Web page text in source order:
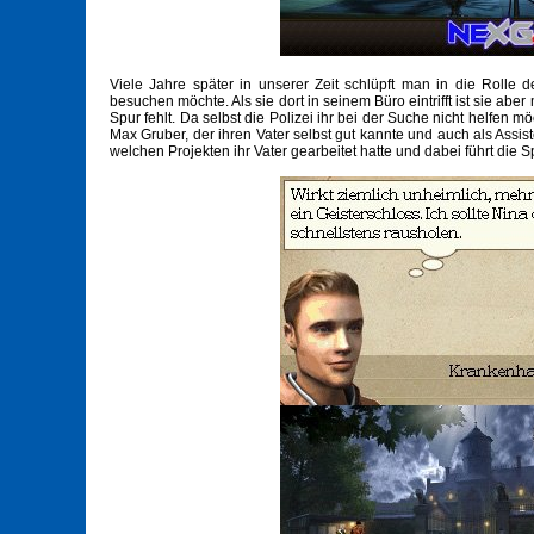
Viele Jahre später in unserer Zeit schlüpft man in die Rolle
besuchen möchte. Als sie dort in seinem Büro eintrifft ist sie
Spur fehlt. Da selbst die Polizei ihr bei der Suche nicht helfen
Max Gruber, der ihren Vater selbst gut kannte und auch als
welchen Projekten ihr Vater gearbeitet hatte und dabei führt die